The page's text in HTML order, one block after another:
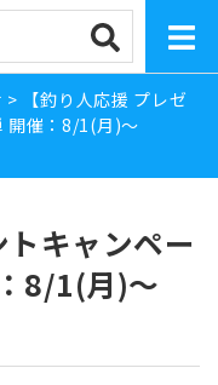
>
【釣り人応援 プレゼ
開催：8/1(月)～
トキャンペー
8/1(月)～